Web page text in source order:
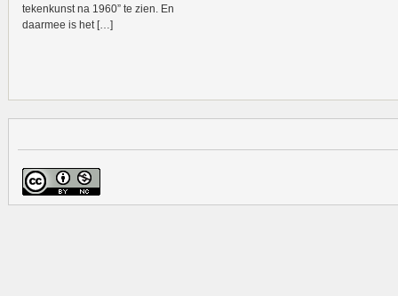
tekenkunst na 1960” te zien. En
daarmee is het […]